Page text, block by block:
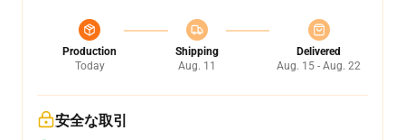
Production
Today
Shipping
Aug. 11
Delivered
Aug. 15 - Aug. 22
安全な取引